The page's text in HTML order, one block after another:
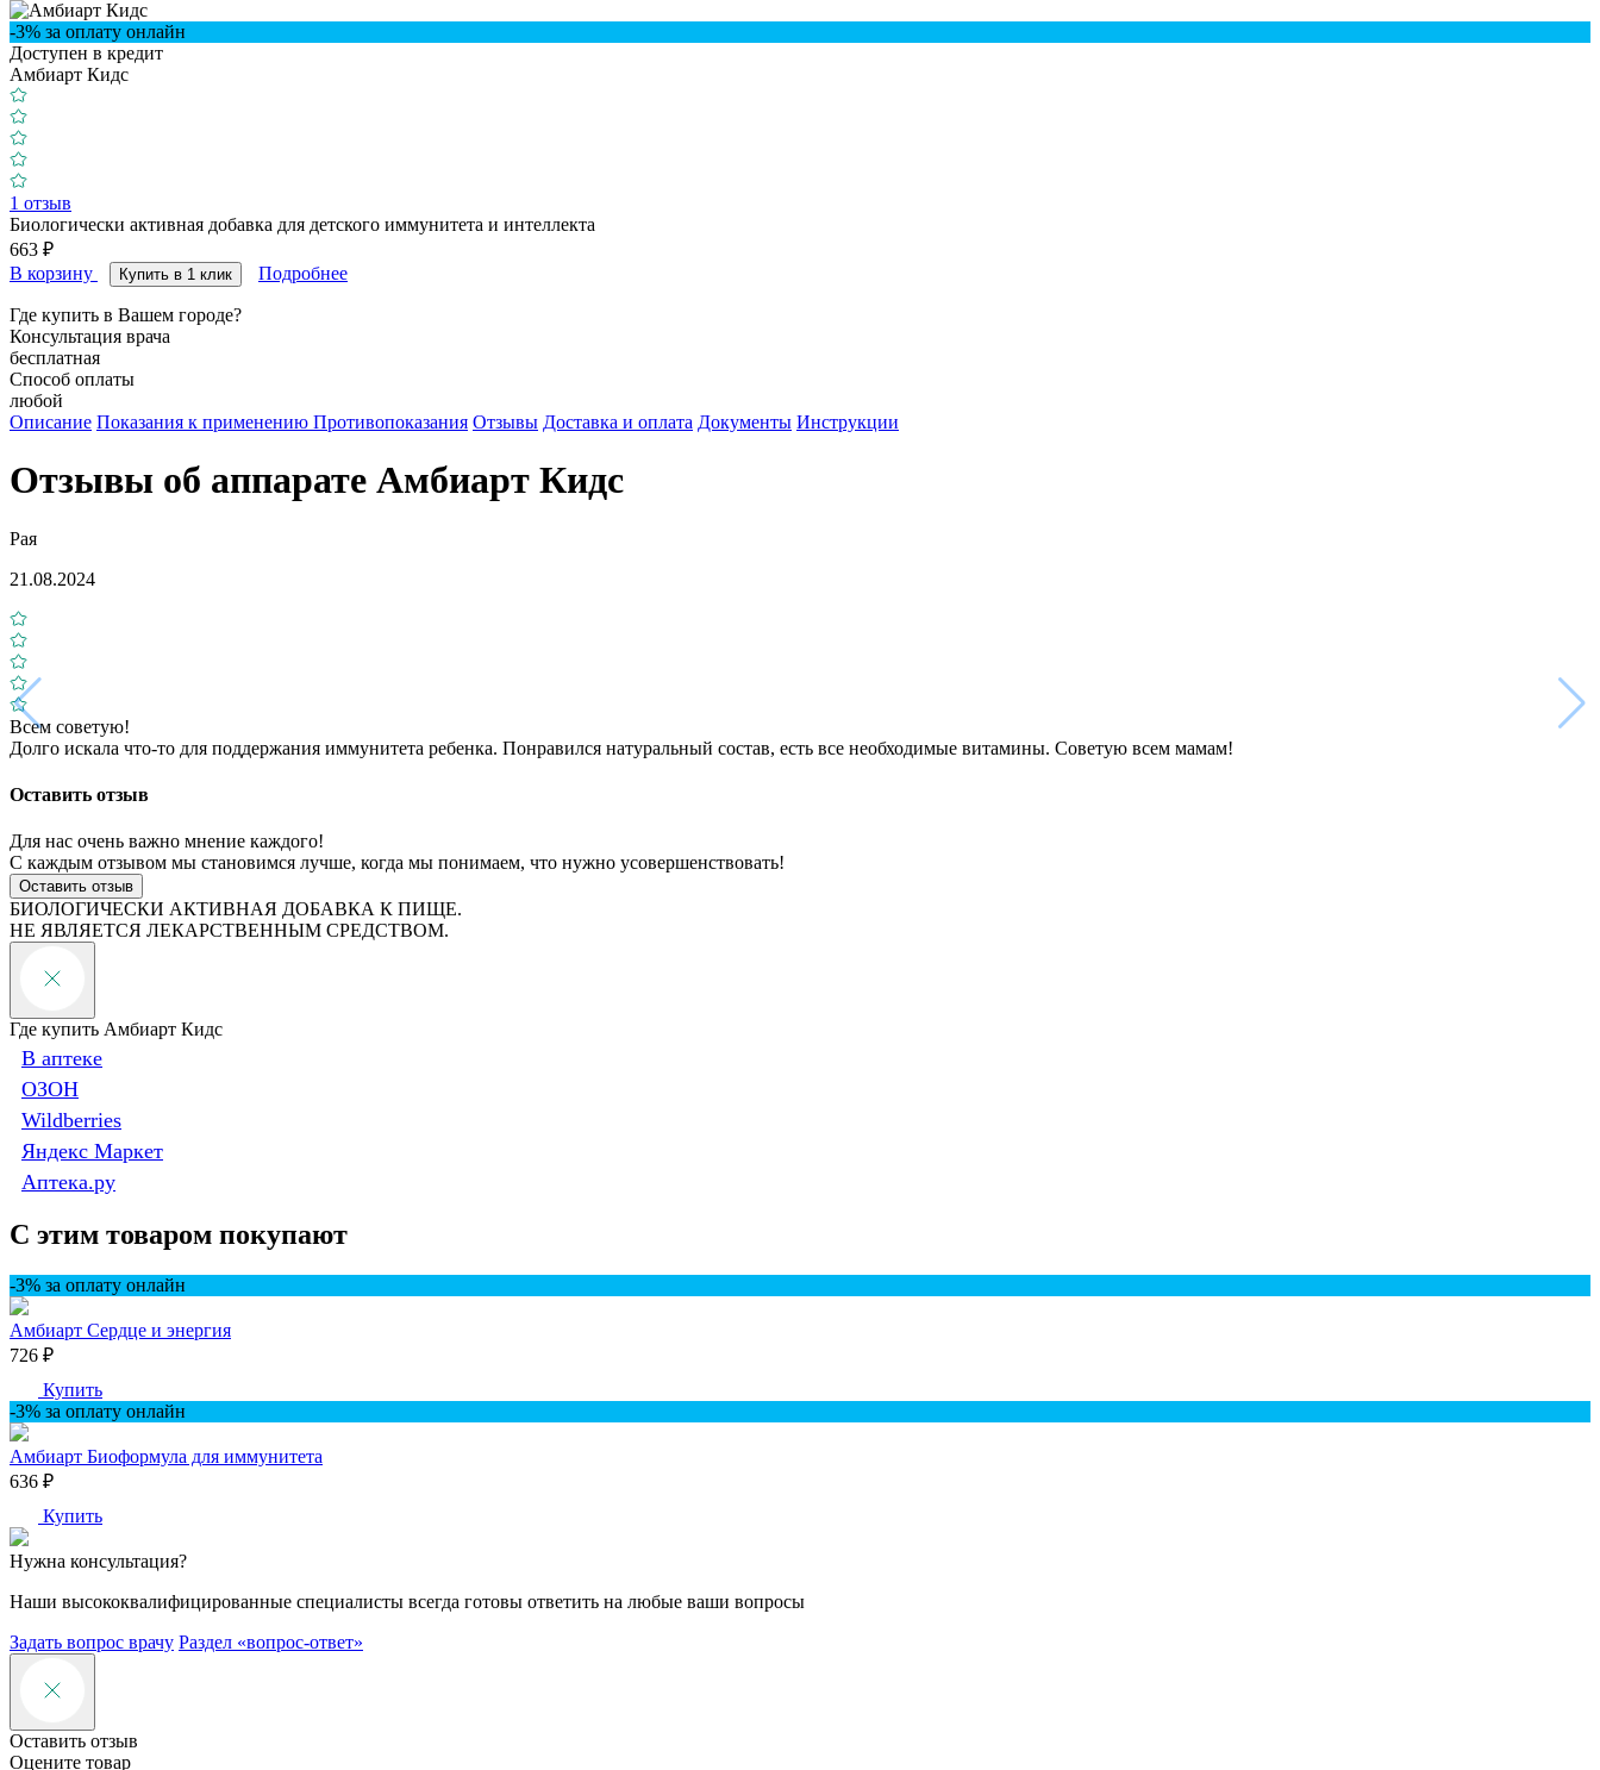
-3% за оплату онлайн
Доступен в кредит
Амбиарт Кидс
1 отзыв
Биологически активная добавка для детского иммунитета и интеллекта
663 ₽
В корзину
Купить в 1 клик Подробнее
Где купить в Вашем городе?
Консультация врача
бесплатная
Способ оплаты
любой
Описание Показания к применению Противопоказания Отзывы Доставка и оплата Документы Инструкции
Отзывы об аппарате Амбиарт Кидс
Рая
21.08.2024
Всем советую!
Долго искала что-то для поддержания иммунитета ребенка. Понравился натуральный состав, есть все необходимые витамины. Советую всем мамам!
Оставить отзыв
Для нас очень важно мнение каждого!
С каждым отзывом мы становимся лучше, когда мы понимаем, что нужно усовершенствовать!
Оставить отзыв
БИОЛОГИЧЕСКИ АКТИВНАЯ ДОБАВКА К ПИЩЕ.
НЕ ЯВЛЯЕТСЯ ЛЕКАРСТВЕННЫМ СРЕДСТВОМ.
Где купить Амбиарт Кидс
В аптеке
ОЗОН
Wildberries
Яндекс Маркет
Аптека.ру
С этим товаром покупают
-3% за оплату онлайн
Амбиарт Сердце и энергия
726 ₽
Купить
-3% за оплату онлайн
Амбиарт Биоформула для иммунитета
636 ₽
Купить
Нужна консультация?
Наши высококвалифицированные специалисты всегда готовы ответить на любые ваши вопросы
Задать вопрос врачу Раздел «вопрос-ответ»
Оставить отзыв
Оцените товар